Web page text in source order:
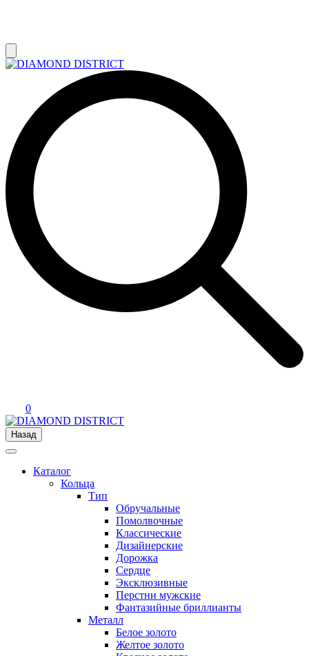
0
Назад
Каталог
Кольца
Тип
Обручальные
Помолвочные
Классические
Дизайнерские
Дорожка
Сердце
Эксклюзивные
Перстни мужские
Фантазийные бриллианты
Металл
Белое золото
Желтое золото